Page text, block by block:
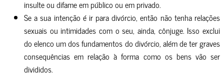
insulte ou difame em público ou em privado.
Se a sua intenção é ir para divórcio, então não tenha relações
sexuais ou intimidades com o seu, ainda, cônjuge. Isso exclui
do elenco um dos fundamentos do divórcio, além de ter graves
consequências em relação à forma como os bens vão ser
divididos.